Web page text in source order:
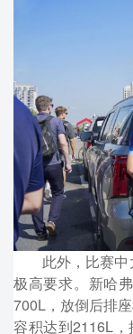
此外，比赛
极高要求。新哈
700L，放倒后排
容积达到2116L